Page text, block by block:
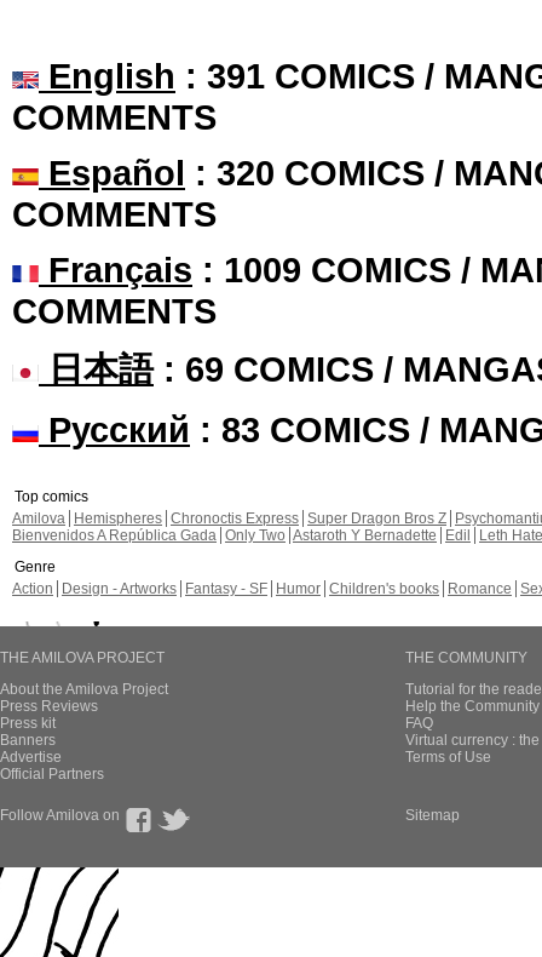
English : 391 COMICS /
COMMENTS
Español : 320 COMICS /
COMMENTS
Français : 1009 COMICS /
COMMENTS
日本語: 69 COMICS /
Русский : 83 COMICS /
Top comics
Amilova
Hemispheres Chronoctis Express Super Dragon Bros Z
Bienvenidos A República Gada Only Two Astaroth Y Bernadette Edil
Leth Hate
Genre
Action
Design - Artworks Fantasy - SF Humor Children's books Romance
THE AMILOVA PROJECT
About the Amilova Project
Press Reviews
Press kit
Banners
Advertise
Official Partners
THE COMMUNITY
Tutorial for the
Help the
FAQ
Virtual currency :
Terms of Use
Follow Amilova on Sitemap